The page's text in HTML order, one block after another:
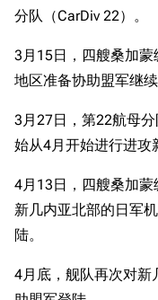
分队（CarDiv 22）。
3月15日，四艘桑加
地区准备协助盟军继续
3月27日，第22航母
始从4月开始进行进攻
4月13日，四艘桑加
新几内亚北部的日军
陆。
4月底，舰队再次对新